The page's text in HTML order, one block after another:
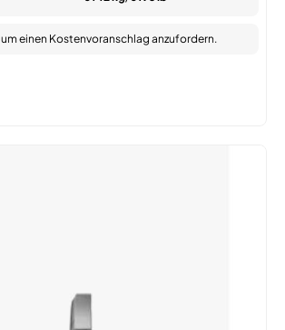
um einen Kostenvoranschlag anzufordern.